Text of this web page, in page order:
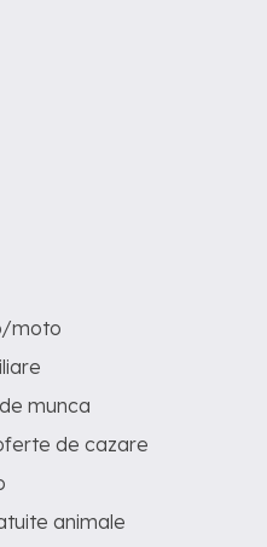
moto
munca
de cazare
animale